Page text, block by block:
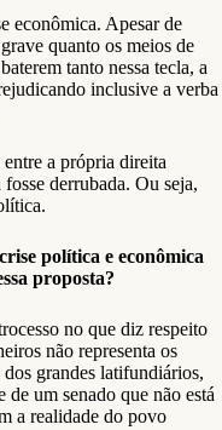
econômica. Apesar de
quanto os meios de
tanto nessa tecla, a
inclusive a verba
a própria direita
derrubada. Ou seja,
política e econômica
proposta?
no que diz respeito
não representa os
dos grandes latifundiários,
um senado que não está
a realidade do povo